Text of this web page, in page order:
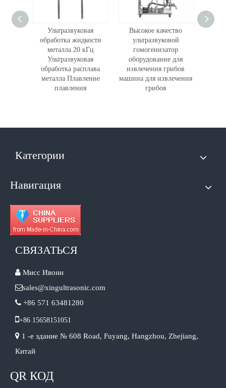
Ультразвуковая
обработка жидкости
металла 20 кГц
Ультразвуковая
обработка расплава
металла Плавление
плавления
Высокое качество
ультразвуковой
гомогенизатор
оборудование для
извлечения грибов
машина для извлечения
грибов
Категории
Навигация
СВЯЗАТЬСЯ
 Мисс Ивонн
sales@xingultrasonic.com
 +86 571 63481280
+86 15658151051
 1 -е здание № 608 Road, Fuyang, Hangzhou, Zhejiang,
Китай
QR КОД